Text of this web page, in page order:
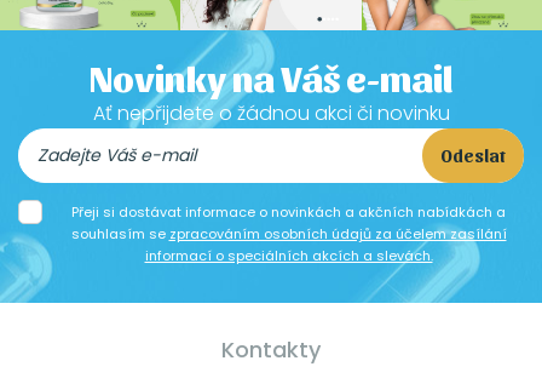
Novinky na Váš e-mail
Ať nepřijdete o žádnou akci či novinku
Odeslat
Přeji si dostávat informace o novinkách a akčních nabídkách a
souhlasím se zpracováním osobních údajů za účelem zasílání
informací o speciálních akcích a slevách.
Kontakty